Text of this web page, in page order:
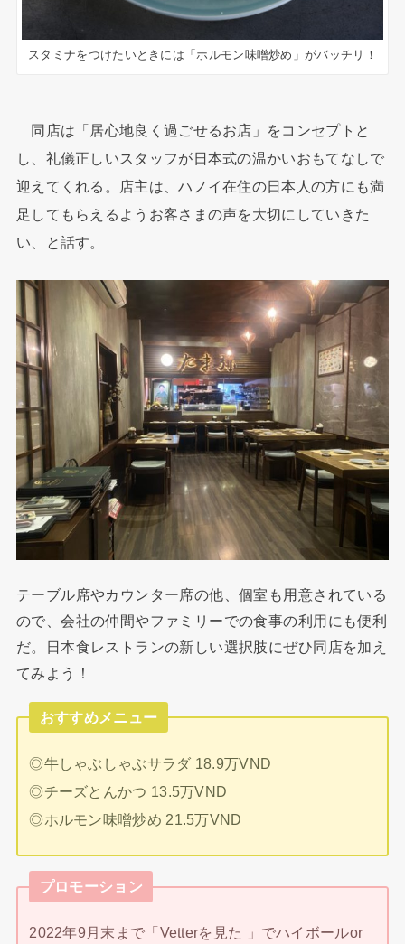
スタミナをつけたいときには「ホルモン味噌炒め」がバッチリ！
同店は「居心地良く過ごせるお店」をコンセプトと
し、礼儀正しいスタッフが日本式の温かいおもてなしで
迎えてくれる。店主は、ハノイ在住の日本人の方にも満
足してもらえるようお客さまの声を大切にしていきた
い、と話す。
テーブル席やカウンター席の他、個室も用意されている
ので、会社の仲間やファミリーでの食事の利用にも便利
だ。日本食レストランの新しい選択肢にぜひ同店を加え
てみよう！
おすすめメニュー
◎牛しゃぶしゃぶサラダ 18.9万VND
◎チーズとんかつ 13.5万VND
◎ホルモン味噌炒め 21.5万VND
プロモーション
2022年9月末まで「Vetterを見た 」でハイボールor